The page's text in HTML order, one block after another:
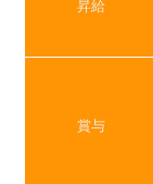
昇給
賞与